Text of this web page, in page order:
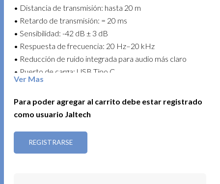
• Distancia de transmisión: hasta 20 m
• Retardo de transmisión: = 20 ms
• Sensibilidad: -42 dB ± 3 dB
• Respuesta de frecuencia: 20 Hz–20 kHz
• Reducción de ruido integrada para audio más claro
• Puerto de carga: USB Tipo C
• Display indicador de carga
Ideales para creadores de contenido, clases, entrevistas
y presentaciones donde la movilidad y el sonido importan.
Ver Mas
Para poder agregar al carrito debe estar registrado
como usuario Jaltech
REGISTRARSE